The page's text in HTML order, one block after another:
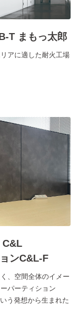
T まもっ太郎
アに適した耐火工場
C&L
ンC&L-F
、空間全体のイメー
パーティション
う発想から生まれた